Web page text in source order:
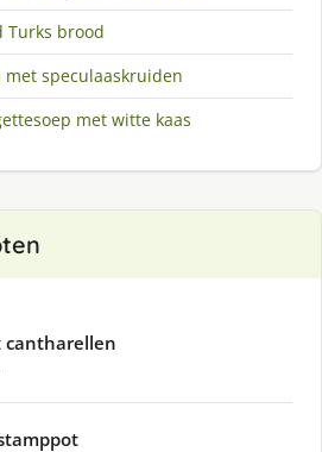
Turks brood
met speculaaskruiden
met witte kaas
cantharellen